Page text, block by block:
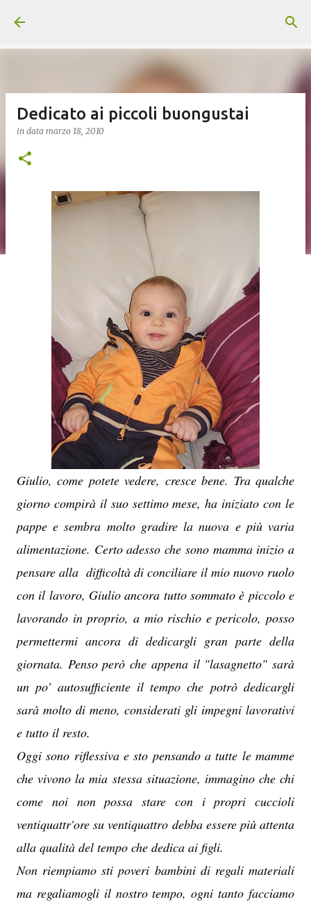
Dedicato ai piccoli buongustai
in data marzo 18, 2010
Giulio, come potete vedere, cresce bene. Tra qualche
giorno compirà il suo settimo mese, ha iniziato con le
pappe e sembra molto gradire la nuova e più varia
alimentazione. Certo adesso che sono mamma inizio a
pensare alla difficoltà di conciliare il mio nuovo ruolo
con il lavoro, Giulio ancora tutto sommato è piccolo e
lavorando in proprio, a mio rischio e pericolo, posso
permettermi ancora di dedicargli gran parte della
giornata. Penso però che appena il "lasagnetto" sarà
un po' autosufficiente il tempo che potrò dedicargli
sarà molto di meno, considerati gli impegni lavorativi
e tutto il resto.
Oggi sono riflessiva e sto pensando a tutte le mamme
che vivono la mia stessa situazione, immagino che chi
come noi non possa stare con i propri cuccioli
ventiquattr'ore su ventiquattro debba essere più attenta
alla qualità del tempo che dedica ai figli.
Non riempiamo sti poveri bambini di regali materiali
ma regaliamogli il nostro tempo, ogni tanto facciamo